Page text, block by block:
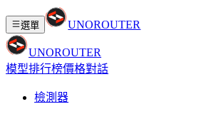
選單 UNOROUTER
UNOROUTER
模型排行榜價格對話
檢測器